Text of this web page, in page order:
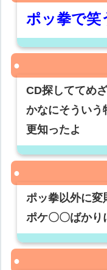
ポッ拳で笑
CD探しててめ
かなにそういう
更知ったよ
ポッ拳以外に変
ポケ〇〇ばか